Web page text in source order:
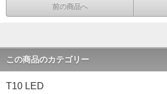
前の商品へ
この商品のカテゴリー
T10 LED